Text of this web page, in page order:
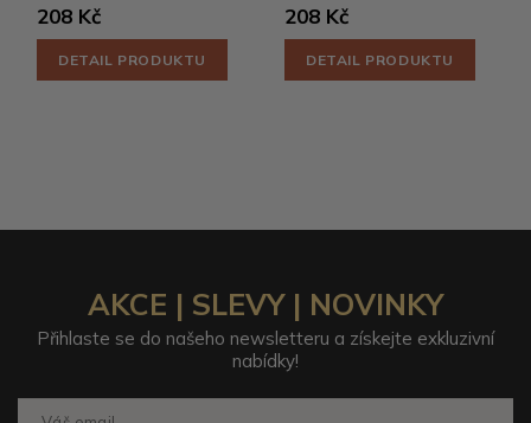
208 Kč
DETAIL PRODUKTU
208 Kč
DETAIL PRODUKTU
AKCE | SLEVY | NOVINKY
Přihlaste se do našeho newsletteru a získejte exkluzivní
nabídky!